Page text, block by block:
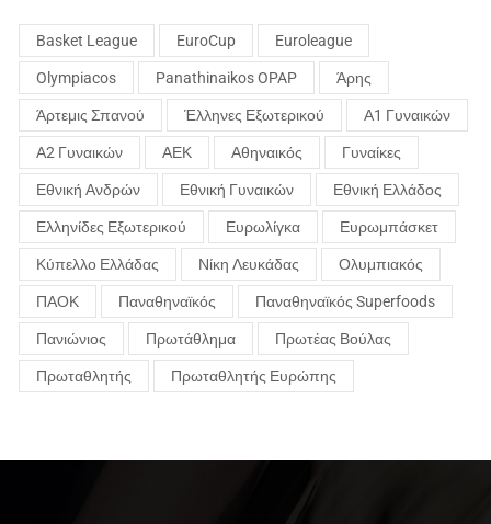
Basket League EuroCup Euroleague
Olympiacos Panathinaikos OPAP Άρης
Άρτεμις Σπανού Έλληνες Εξωτερικού Α1 Γυναικών
Α2 Γυναικών ΑΕΚ Αθηναικός Γυναίκες
Εθνική Ανδρών Εθνική Γυναικών Εθνική Ελλάδος
Ελληνίδες Εξωτερικού Ευρωλίγκα Ευρωμπάσκετ
Κύπελλο Ελλάδας Νίκη Λευκάδας Ολυμπιακός
ΠΑΟΚ Παναθηναϊκός Παναθηναϊκός Superfoods
Πανιώνιος Πρωτάθλημα Πρωτέας Βούλας
Πρωταθλητής Πρωταθλητής Ευρώπης